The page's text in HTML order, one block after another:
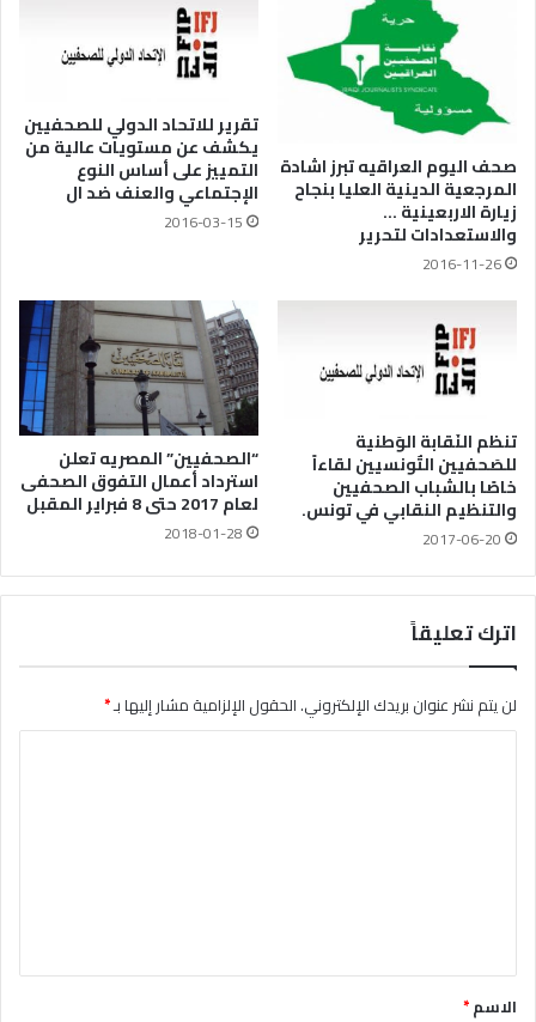
صحف اليوم العراقيه تبرز اشادة
المرجعية الدينية العليا بنجاح
زيارة الاربعينية …
والاستعدادات لتحرير
2016-11-26
تقرير للاتحاد الدولي للصحفيين
يكشف عن مستويات عالية من
التمييز على أساس النوع
الإجتماعي والعنف ضد ال
2016-03-15
تنظم النَقابة الوَطنية
للصَحفيين التٌونسيين لقاءاً
خاصًا بالشباب الصحفيين
والتنظيم النقابي في تونس.
2017-06-20
“الصحفيين” المصريه تعلن
استرداد أعمال التفوق الصحفى
لعام 2017 حتى 8 فبراير المقبل
2018-01-28
اترك تعليقاً
لن يتم نشر عنوان بريدك الإلكتروني.الحقول الإلزامية مشار إليها بـ*
*الاسم*